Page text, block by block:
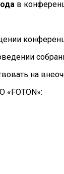
в
на
«FOTON»: